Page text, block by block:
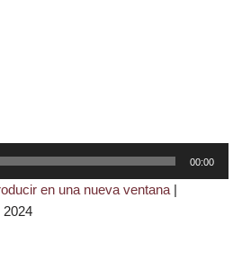
00:00
en una nueva ventana |
2024